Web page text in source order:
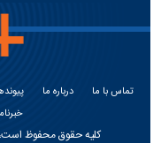
تماس با ما درباره ما
کلیه حقوق محفوظ